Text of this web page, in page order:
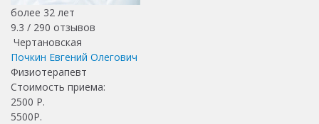
более 32 лет
9.3 / 290 отзывов
Чертановская
Почкин Евгений Олегович
Физиотерапевт
Стоимость приема:
2500 Р.
5500Р.